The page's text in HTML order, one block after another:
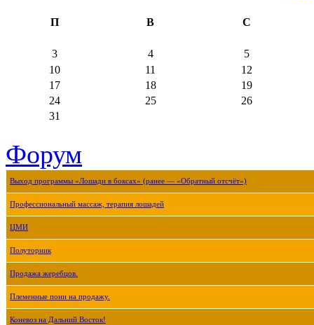
П В С
3 4
5
10
11
12
17
18
19
24
25
26
31
Форум
Выход программы «Лошади в боксах» (ранее — «Обратный отсчёт»)
Профессиональный массаж, терапия лошадей
ЦМИ
Полуторник
Продажа жеребцов.
Племенные пони на продажу.
Коневоз на Дальний Восток!